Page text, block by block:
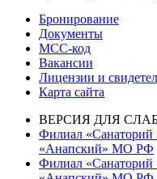
Бронирование
Документы
МСС-код
Вакансии
Лицензии и
Карта сайта
ВЕРСИЯ ДЛЯ
Филиал
«Анапский» МО РФ
Филиал